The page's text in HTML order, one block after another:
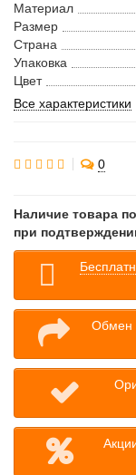
Материал
Размер
Страна
Упаковка
Цвет
Все характеристики
0
Наличие товара
при
Обмен